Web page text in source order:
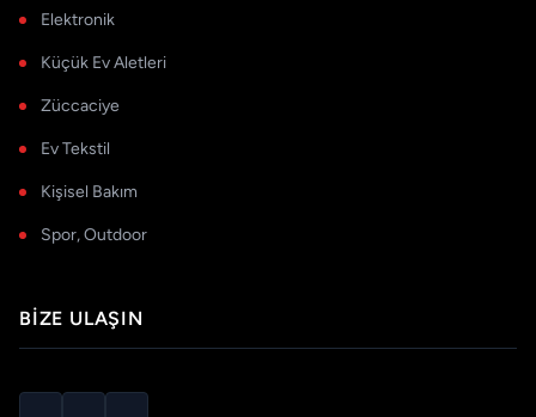
Elektronik
Küçük Ev Aletleri
Züccaciye
Ev Tekstil
Kişisel Bakım
Spor, Outdoor
BIZE ULAŞIN